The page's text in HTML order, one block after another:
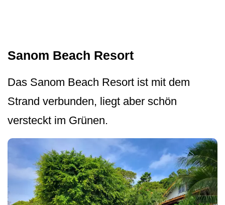
Sanom Beach Resort
Das Sanom Beach Resort ist mit dem
Strand verbunden, liegt aber schön
versteckt im Grünen.